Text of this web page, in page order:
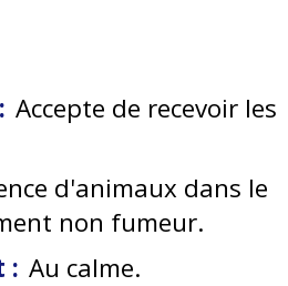
Accepte de recevoir les
d'animaux dans le
non fumeur
: Au calme